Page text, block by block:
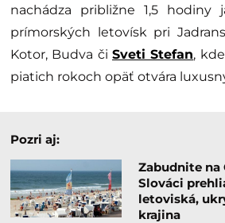
nachádza približne 1,5 hodiny
prímorských letovísk pri
Kotor, Budva či Sveti Stefan,
piatich rokoch opäť otvára
Pozri aj:
Zabudnite na
Slováci
letoviská,
krajina